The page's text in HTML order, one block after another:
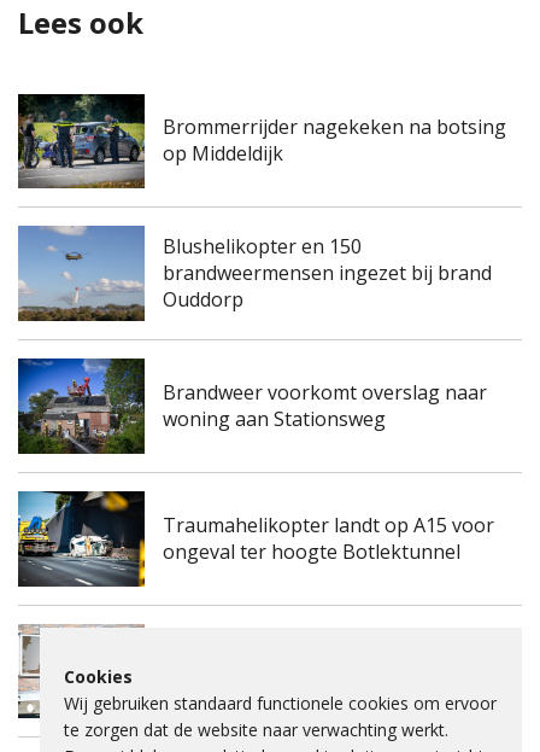
Lees ook
Brommerrijder nagekeken na botsing
op Middeldijk
Blushelikopter en 150
brandweermensen ingezet bij brand
Ouddorp
Brandweer voorkomt overslag naar
woning aan Stationsweg
Traumahelikopter landt op A15 voor
ongeval ter hoogte Botlektunnel
ontruimd na mogelijke gaslucht
Cookies
Wij gebruiken standaard functionele cookies om ervoor
te zorgen dat de website naar verwachting werkt.